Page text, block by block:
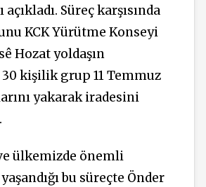
Süreç karşısında
KCK Yürütme Konseyi
Hozat yoldaşın
kişilik grup 11 Temmuz
yakarak iradesini
ülkemizde önemli
bu süreçte Önder